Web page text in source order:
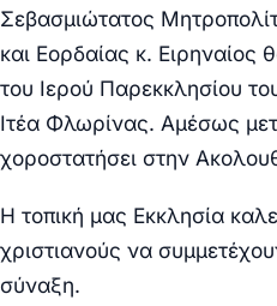
Σεβασμιώτατος
και Εορδαίας κ. Ειρηναίος
του Ιερού Παρεκκλησίου
Ιτέα Φλωρίνας. Αμέσως
χοροστατήσει στην
Η τοπική μας Εκκλησία
χριστιανούς να
σύναξη.